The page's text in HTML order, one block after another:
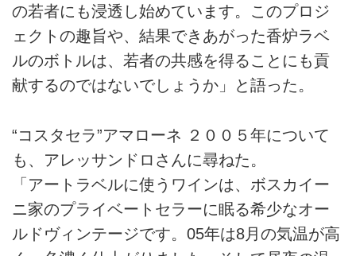
の若者にも浸透し始めています。このプロジ
ェクトの趣旨や、結果できあがった香炉ラベ
ルのボトルは、若者の共感を得ることにも貢
献するのではないでしょうか」と語った。
“コスタセラ”アマローネ ２００５年について
も、アレッサンドロさんに尋ねた。
「アートラベルに使うワインは、ボスカイー
ニ家のプライベートセラーに眠る希少なオー
ルドヴィンテージです。05年は8月の気温が高